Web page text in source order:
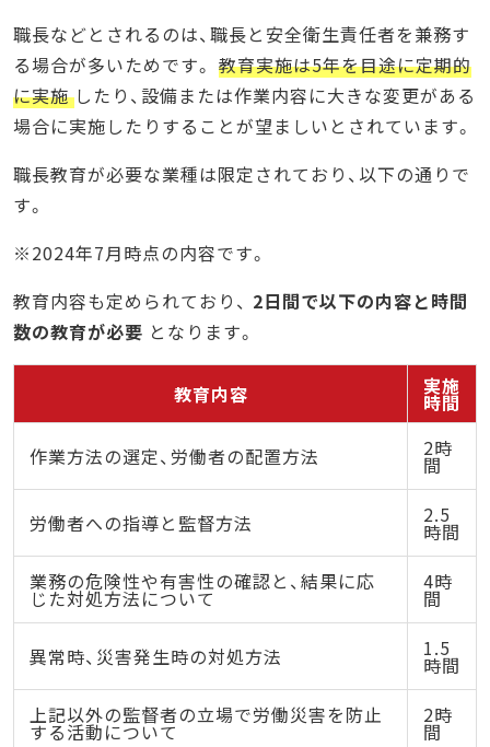
職長などとされるのは、職長と安全衛生責任者を兼務す
る場合が多いためです。 教育実施は5年を目途に定期的
に実施したり、設備または作業内容に大きな変更がある
場合に実施したりすることが望ましいとされています。
職長教育が必要な業種は限定されており、以下の通りで
す。
※2024年7月時点の内容です。
教育内容も定められており、 2日間で以下の内容と時間
数の教育が必要 となります。
教育内容 実施
時間
作業方法の選定、労働者の配置方法 2時
間
労働者への指導と監督方法 2.5
時間
業務の危険性や有害性の確認と、結果に応
じた対処方法について
4時
間
異常時、災害発生時の対処方法 1.5
時間
上記以外の監督者の立場で労働災害を防止
する活動について
2時
間